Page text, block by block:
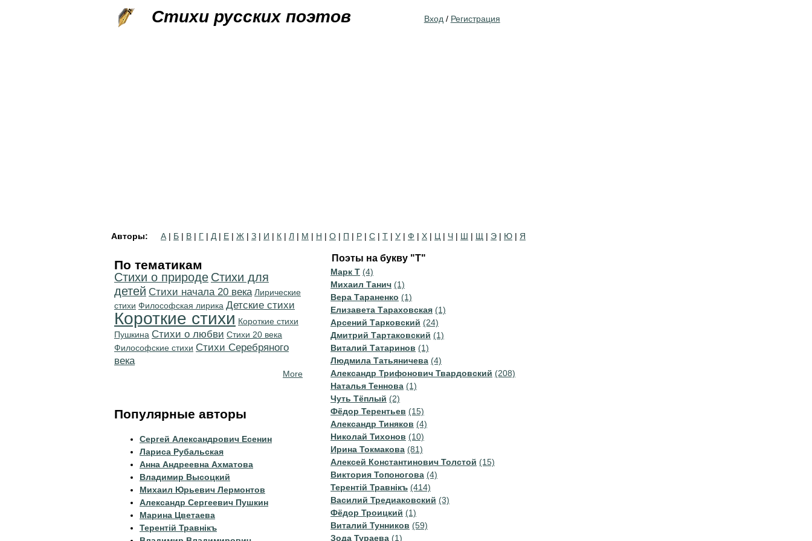
Стихи русских поэтов Вход / Регистрация
Авторы: А | Б | В | Г | Д | Е | Ж | З | И | К | Л | М | Н | О | П | Р | С | Т | У | Ф | Х | Ц | Ч | Ш | Щ | Э | Ю | Я
Поэты на букву "Т"
Марк Т (4)
Михаил Танич (1)
Вера Тараненко (1)
Елизавета Тараховская (1)
Арсений Тарковский (24)
Дмитрий Тартаковский (1)
Виталий Татаринов (1)
Людмила Татьяничева (4)
Александр Трифонович Твардовский (208)
Наталья Теннова (1)
Чуть Тёплый (2)
Фёдор Терентьев (15)
Александр Тиняков (4)
Николай Тихонов (10)
Ирина Токмакова (81)
Алексей Константинович Толстой (15)
Виктория Топоногова (4)
Терентiй Травнiкъ (414)
Василий Тредиаковский (3)
Фёдор Троицкий (1)
Виталий Тунников (59)
Зода Тураева (1)
По тематикам
Стихи о природе Стихи для
детей Cтихи начала 20 века Лирические
стихи Философская лирика Детские стихи
Короткие стихи Короткие стихи
Пушкина Стихи о любви Стихи 20 века
Философские стихи Cтихи Серебряного
века
More
Популярные авторы
Сергей Александрович Есенин
Лариса Рубальская
Анна Андреевна Ахматова
Владимир Высоцкий
Михаил Юрьевич Лермонтов
Александр Сергеевич Пушкин
Марина Цветаева
Терентiй Травнiкъ